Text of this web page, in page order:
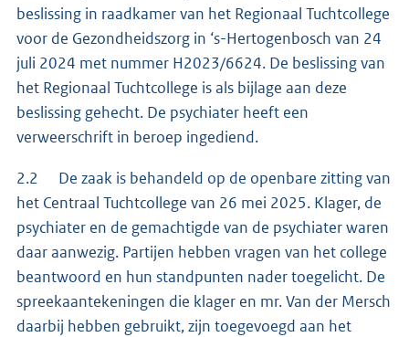
beslissing in raadkamer van het Regionaal Tuchtcollege
voor de Gezondheidszorg in ‘s-Hertogenbosch van 24
juli 2024 met nummer H2023/6624. De beslissing van
het Regionaal Tuchtcollege is als bijlage aan deze
beslissing gehecht. De psychiater heeft een
verweerschrift in beroep ingediend.
2.2 De zaak is behandeld op de openbare zitting van
het Centraal Tuchtcollege van 26 mei 2025. Klager, de
psychiater en de gemachtigde van de psychiater waren
daar aanwezig. Partijen hebben vragen van het college
beantwoord en hun standpunten nader toegelicht. De
spreekaantekeningen die klager en mr. Van der Mersch
daarbij hebben gebruikt, zijn toegevoegd aan het